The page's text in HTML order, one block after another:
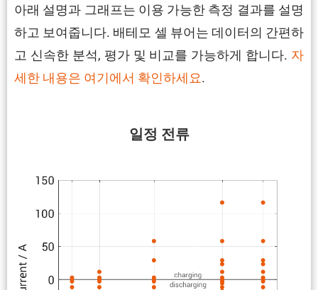
아래 설명과 그래프는 이용 가능한 측정 결과를 설명
하고 보여줍니다. 배테모 셀 뷰어는 데이터의 간편하
고 신속한 분석, 평가 및 비교를 가능하게 합니다. 자
세한 내용은 여기에서 확인하세요.
일정 전류